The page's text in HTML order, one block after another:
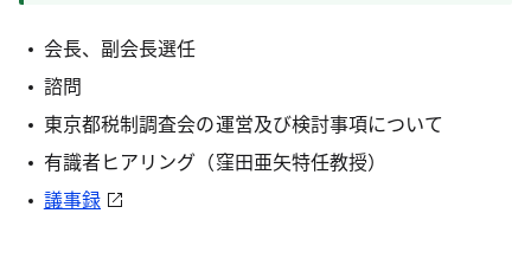
会長、副会長選任
諮問
東京都税制調査会の運営及び検討事項について
有識者ヒアリング（窪田亜矢特任教授）
議事録